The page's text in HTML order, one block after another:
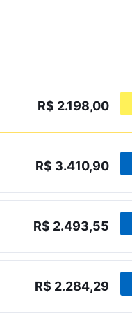
R$ 2.198,00
R$ 3.410,90
R$ 2.493,55
R$ 2.284,29